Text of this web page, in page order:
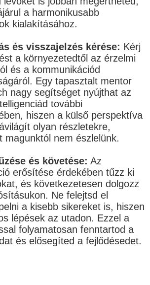
a harmonikusabb
kialakításához.
és visszajelzés kérése: Kérj
a környezetedtől az érzelmi
és a kommunikációd
Egy tapasztalt mentor
nagy segítséget nyújthat az
további
hiszen a külső perspektíva
olyan részletekre,
magunktól nem észlelünk.
és követése: Az
erősítése érdekében tűzz ki
és következetesen dolgozz
Ne felejtsd el
a kisebb sikereket is, hiszen
lépések az utadon. Ezzel a
folyamatosan fenntartod a
és elősegíted a fejlődésedet.